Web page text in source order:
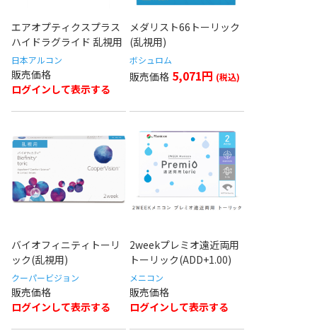
エアオプティクスプラス
ハイドラグライド 乱視用
日本アルコン
ログインして表示する
メダリスト66トーリック
(乱視用)
ボシュロム
5,071円
バイオフィニティトーリ
ック(乱視用)
クーパービジョン
ログインして表示する
2weekプレミオ遠近両用
トーリック(ADD+1.00)
メニコン
ログインして表示する